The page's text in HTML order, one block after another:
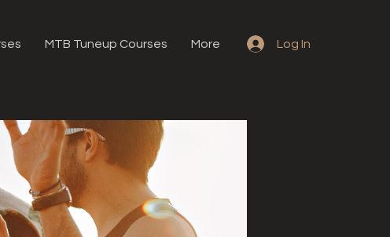
MTB Tuneup Courses More Log In